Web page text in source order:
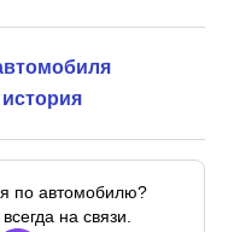
по автомобилю?
на связи.